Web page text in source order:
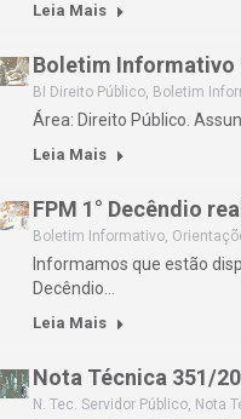
Leia Mais
Boletim Informativo
BI Direito Público, Boletim
Área: Direito Público.
Leia Mais
FPM 1° Decêndio
Boletim Informativo,
Informamos que estão
Decêndio…
Leia Mais
Nota Técnica 351/
N. Tec. Servidor Público, Nota